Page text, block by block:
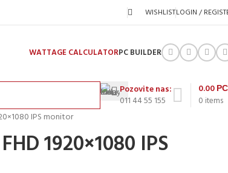
WISHLISTLOGIN /
WATTAGE CALCULATORPC BUILDER
Pozovite nas:
011 44 55 155
0 items
0.00
IPS monitor
1920×1080 IPS